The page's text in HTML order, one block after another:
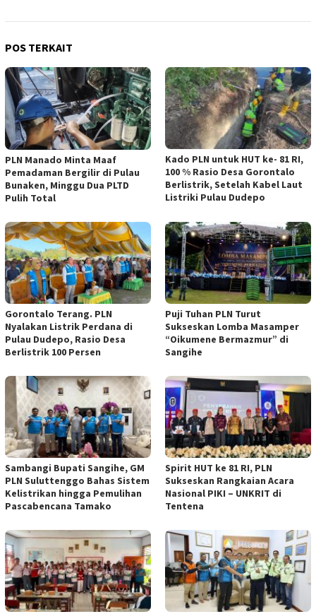
POS TERKAIT
PLN Manado Minta Maaf
Pemadaman Bergilir di Pulau
Bunaken, Minggu Dua PLTD
Pulih Total
Kado PLN untuk HUT ke- 81 RI,
100 % Rasio Desa Gorontalo
Berlistrik, Setelah Kabel Laut
Listriki Pulau Dudepo
Gorontalo Terang. PLN
Nyalakan Listrik Perdana di
Pulau Dudepo, Rasio Desa
Berlistrik 100 Persen
Puji Tuhan PLN Turut
Sukseskan Lomba Masamper
“Oikumene Bermazmur” di
Sangihe
Sambangi Bupati Sangihe, GM
PLN Suluttenggo Bahas Sistem
Kelistrikan hingga Pemulihan
Pascabencana Tamako
Spirit HUT ke 81 RI, PLN
Sukseskan Rangkaian Acara
Nasional PIKI – UNKRIT di
Tentena